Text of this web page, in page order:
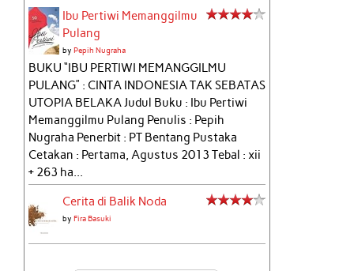
Ibu Pertiwi Memanggilmu
Pulang
byPepih Nugraha
BUKU “IBU PERTIWI MEMANGGILMU
PULANG” : CINTA INDONESIA TAK SEBATAS
UTOPIA BELAKA Judul Buku : Ibu Pertiwi
Memanggilmu Pulang Penulis : Pepih
Nugraha Penerbit : PT Bentang Pustaka
Cetakan : Pertama, Agustus 2013 Tebal : xii
+ 263 ha...
Cerita di Balik Noda
byFira Basuki